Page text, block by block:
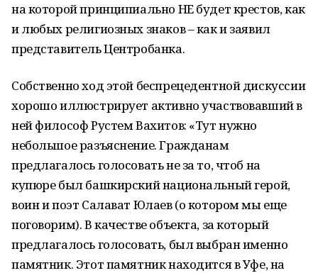
на которой принципиально НЕ будет крестов, как
и любых религиозных знаков – как и заявил
представитель Центробанка.
Собственно ход этой беспрецедентной дискуссии
хорошо иллюстрирует активно участвовавший в
ней философ Рустем Вахитов: «Тут нужно
небольшое разъяснение. Гражданам
предлагалось голосовать не за то, чтоб на
купюре был башкирский национальный герой,
воин и поэт Салават Юлаев (о котором мы еще
поговорим). В качестве объекта, за который
предлагалось голосовать, был выбран именно
памятник. Этот памятник находится в Уфе, на